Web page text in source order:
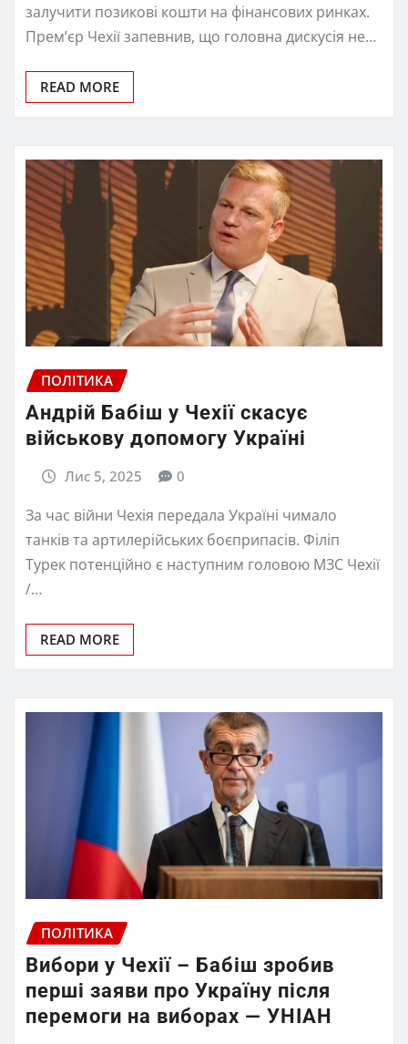
залучити позикові кошти на фінансових ринках.
Прем’єр Чехії запевнив, що головна дискусія не…
READ MORE
ПОЛІТИКА
Андрій Бабіш у Чехії скасує
військову допомогу Україні
Лис 5, 2025 0
За час війни Чехія передала Україні чимало
танків та артилерійських боєприпасів. Філіп
Турек потенційно є наступним головою МЗС Чехії
/…
READ MORE
ПОЛІТИКА
Вибори у Чехії – Бабіш зробив
перші заяви про Україну після
перемоги на виборах — УНІАН